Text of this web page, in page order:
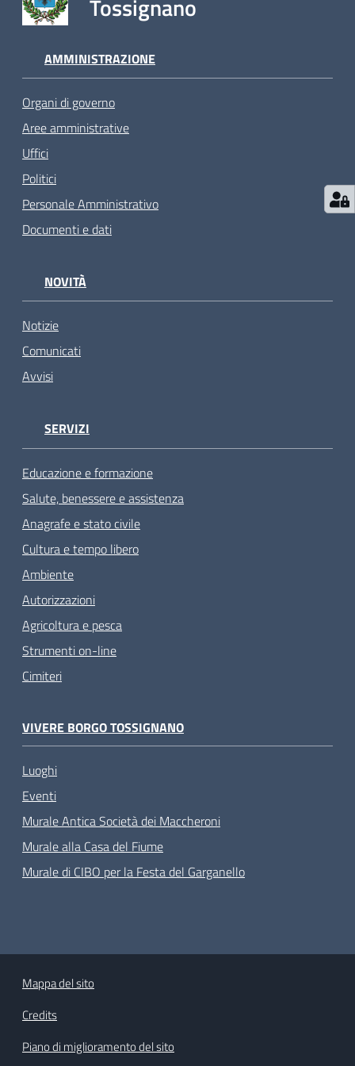
Tossignano
AMMINISTRAZIONE
Organi di governo
Aree amministrative
Uffici
Politici
Personale Amministrativo
Documenti e dati
NOVITÀ
Notizie
Comunicati
Avvisi
SERVIZI
Educazione e formazione
Salute, benessere e assistenza
Anagrafe e stato civile
Cultura e tempo libero
Ambiente
Autorizzazioni
Agricoltura e pesca
Strumenti on-line
Cimiteri
VIVERE BORGO TOSSIGNANO
Luoghi
Eventi
Murale Antica Società dei Maccheroni
Murale alla Casa del Fiume
Murale di CIBO per la Festa del Garganello
Mappa del sito
Credits
Piano di miglioramento del sito